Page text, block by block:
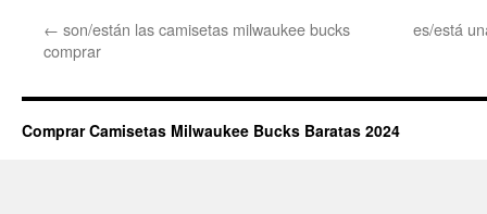
← son/están las camisetas milwaukee bucks
comprar
es/está
Comprar Camisetas Milwaukee Bucks Baratas 2024